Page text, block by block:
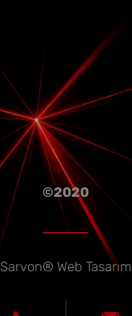
©2020
Sarvon® Web Tasarım